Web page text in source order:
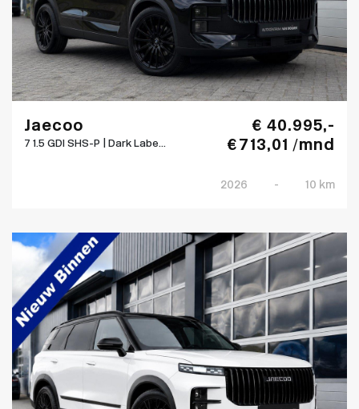
Jaecoo
7 1.5 GDI SHS-P | Dark Labe...
€ 40.995,-
€ 713,01 /mnd
2026 - 10 km